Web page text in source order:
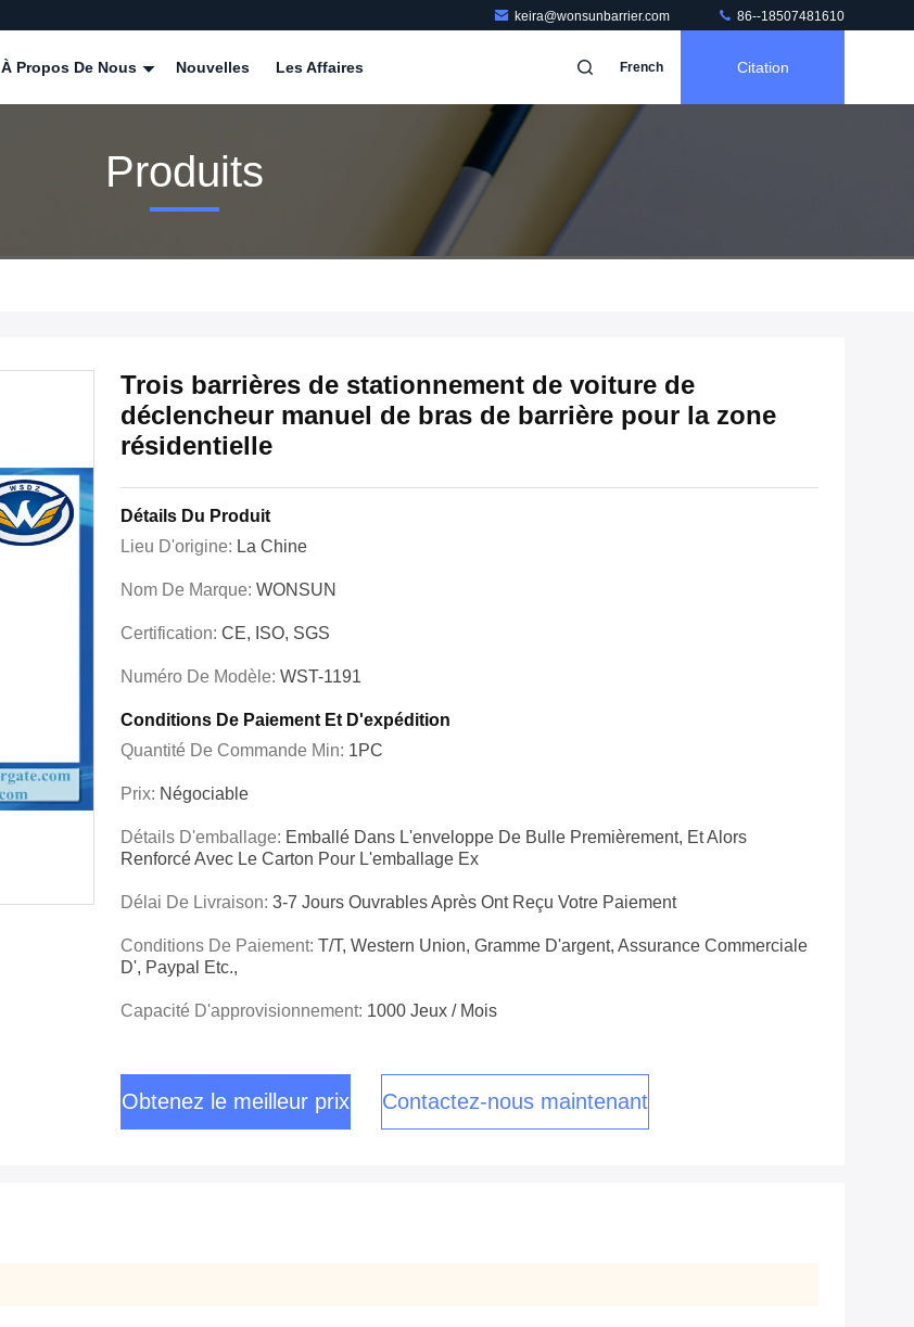
keira@wonsunbarrier.com 86--18507481610
À Propos De Nous Nouvelles Les Affaires French Citation
Produits
Trois barrières de stationnement de voiture de
déclencheur manuel de bras de barrière pour la zone
résidentielle
Détails Du Produit
Lieu D'origine: La Chine
Nom De Marque: WONSUN
Certification: CE, ISO, SGS
Numéro De Modèle: WST-1191
Conditions De Paiement Et D'expédition
Quantité De Commande Min: 1PC
Prix: Négociable
Détails D'emballage: Emballé Dans L'enveloppe De Bulle Premièrement, Et Alors
Renforcé Avec Le Carton Pour L'emballage Ex
Délai De Livraison: 3-7 Jours Ouvrables Après Ont Reçu Votre Paiement
Conditions De Paiement: T/T, Western Union, Gramme D'argent, Assurance Commerciale
D', Paypal Etc.,
Capacité D'approvisionnement: 1000 Jeux / Mois
Obtenez le meilleur prix Contactez-nous maintenant